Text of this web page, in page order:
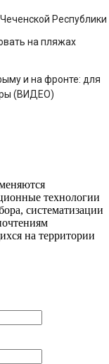
Республики
на пляжах
и на фронте: для
(ВИДЕО)
технологии
систематизации
на территории